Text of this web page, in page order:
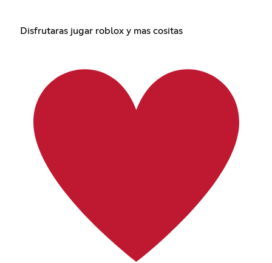
Disfrutaras jugar roblox y mas cositas